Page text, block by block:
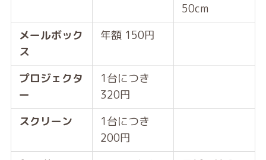
50cm
メールボック
ス
年額 150円
プロジェクタ
ー
1台につき
320円
スクリーン
1台につき
200円